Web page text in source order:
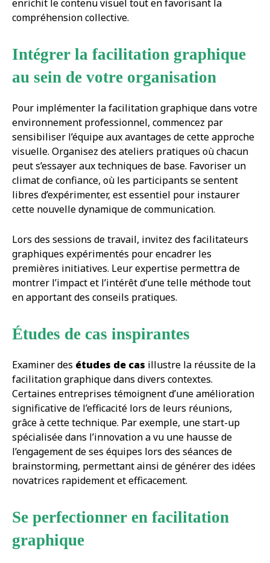
enrichit le contenu visuel tout en favorisant la
compréhension collective.
Intégrer la facilitation graphique
au sein de votre organisation
Pour implémenter la facilitation graphique dans votre
environnement professionnel, commencez par
sensibiliser l’équipe aux avantages de cette approche
visuelle. Organisez des ateliers pratiques où chacun
peut s’essayer aux techniques de base. Favoriser un
climat de confiance, où les participants se sentent
libres d’expérimenter, est essentiel pour instaurer
cette nouvelle dynamique de communication.
Lors des sessions de travail, invitez des facilitateurs
graphiques expérimentés pour encadrer les
premières initiatives. Leur expertise permettra de
montrer l’impact et l’intérêt d’une telle méthode tout
en apportant des conseils pratiques.
Études de cas inspirantes
Examiner des études de cas illustre la réussite de la
facilitation graphique dans divers contextes.
Certaines entreprises témoignent d’une amélioration
significative de l’efficacité lors de leurs réunions,
grâce à cette technique. Par exemple, une start-up
spécialisée dans l’innovation a vu une hausse de
l’engagement de ses équipes lors des séances de
brainstorming, permettant ainsi de générer des idées
novatrices rapidement et efficacement.
Se perfectionner en facilitation
graphique